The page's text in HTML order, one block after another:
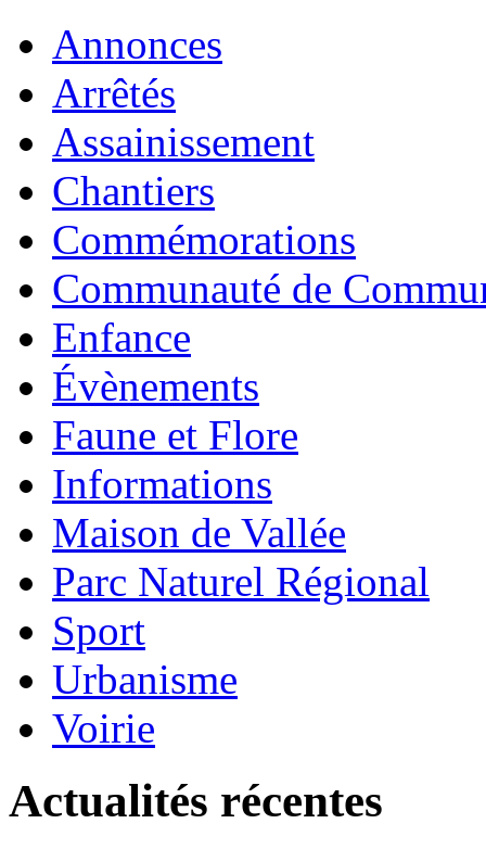
Annonces
Arrêtés
Assainissement
Chantiers
Commémorations
Communauté de
Enfance
Évènements
Faune et Flore
Informations
Maison de Vallée
Parc Naturel Régional
Sport
Urbanisme
Voirie
Actualités récentes